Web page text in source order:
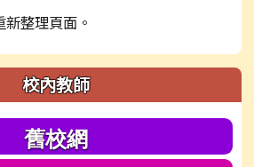
整理頁面。
校內教師
舊校網